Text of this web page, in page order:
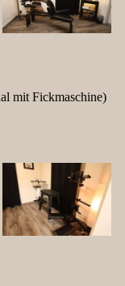
mit Fickmaschine)